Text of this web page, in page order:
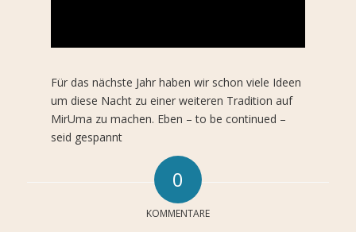
Für das nächste Jahr haben wir schon viele Ideen
um diese Nacht zu einer weiteren Tradition auf
MirUma zu machen. Eben – to be continued –
seid gespannt
0
KOMMENTARE